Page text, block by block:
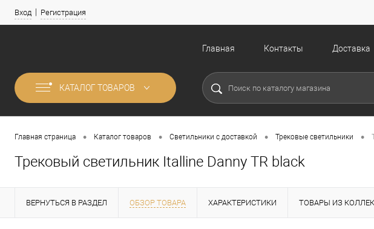
Вход Регистрация
Главная Контакты Доставка
КАТАЛОГ ТОВАРОВ
Главная страница • Каталог товаров • Светильники с доставкой • Трековые светильники •
Трековый светильник Italline Danny TR black
ВЕРНУТЬСЯ В РАЗДЕЛ ОБЗОР ТОВАРА ХАРАКТЕРИСТИКИ ТОВАРЫ ИЗ